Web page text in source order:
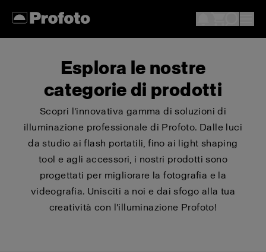
Esplora le nostre
categorie di prodotti
Scopri l'innovativa gamma di soluzioni di
illuminazione professionale di Profoto. Dalle luci
da studio ai flash portatili, fino ai light shaping
tool e agli accessori, i nostri prodotti sono
progettati per migliorare la fotografia e la
videografia. Unisciti a noi e dai sfogo alla tua
creatività con l'illuminazione Profoto!